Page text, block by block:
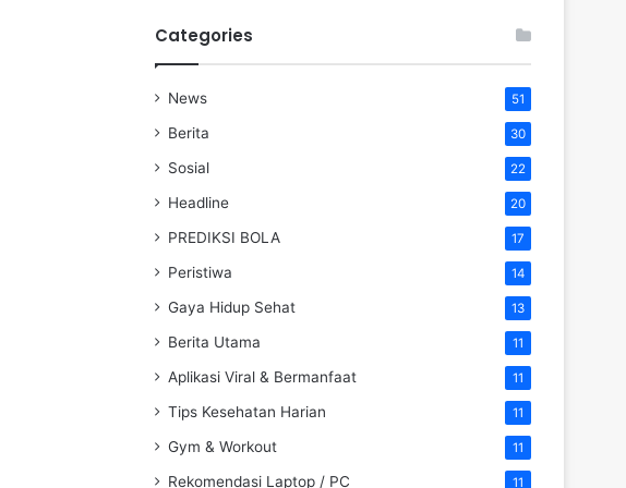
Categories
News 51
Berita 30
Sosial 22
Headline 20
PREDIKSI BOLA 17
Peristiwa 14
Gaya Hidup Sehat 13
Berita Utama 11
Aplikasi Viral & Bermanfaat 11
Tips Kesehatan Harian 11
Gym & Workout 11
Rekomendasi Laptop / PC 11